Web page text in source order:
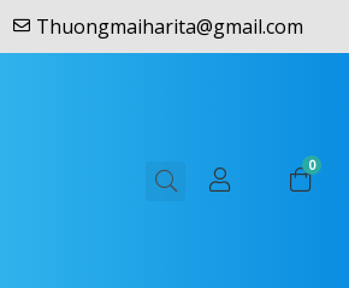
Thuongmaiharita@gmail.com
0